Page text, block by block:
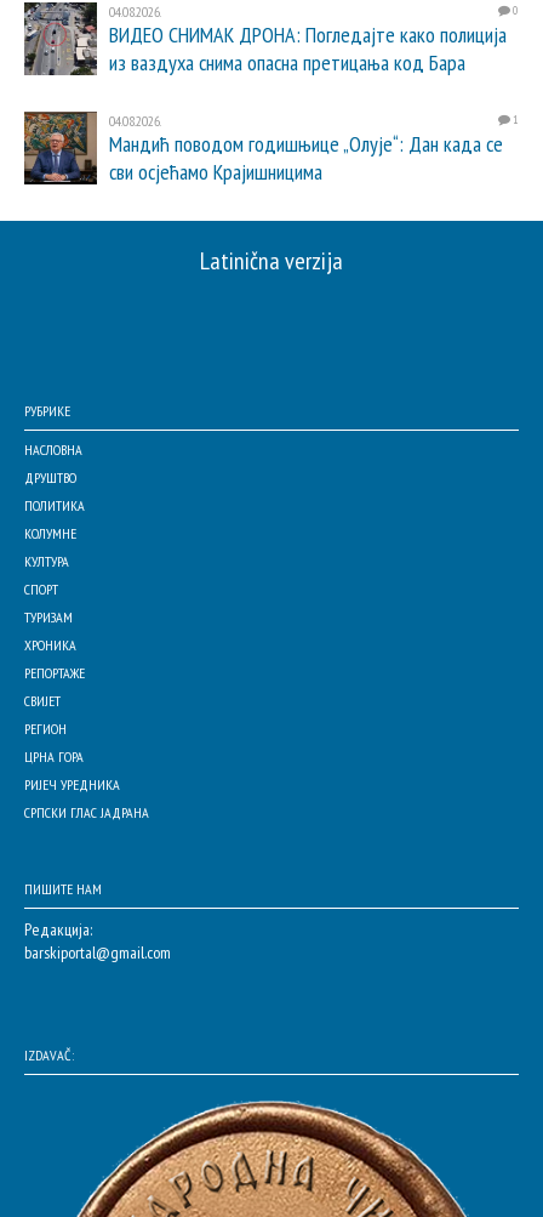
04.08.2026. 0
ВИДЕО СНИМАК ДРОНА: Погледајте како полиција
из ваздуха снима опасна претицања код Бара
04.08.2026. 1
Мандић поводом годишњице „Олује“: Дан када се
сви осјећамо Крајишницима
Latinična verzija
РУБРИКЕ
НАСЛОВНА
ДРУШТВО
ПОЛИТИКА
КОЛУМНЕ
КУЛТУРА
СПОРТ
ТУРИЗАМ
ХРОНИКА
РЕПОРТАЖЕ
СВИЈЕТ
РЕГИОН
ЦРНА ГОРА
РИЈЕЧ УРЕДНИКА
СРПСКИ ГЛАС ЈАДРАНА
ПИШИТЕ НАМ
Редакција:
barskiportal@gmail.com
IZDAVAČ: